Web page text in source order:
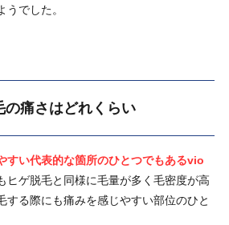
うでした。
痛さはどれくらい
すい代表的な箇所のひとつでもあるvio
ヒゲ脱毛と同様に毛量が多く毛密度が高
する際にも痛みを感じやすい部位のひと